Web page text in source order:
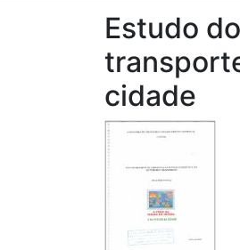
Estudo
cidade